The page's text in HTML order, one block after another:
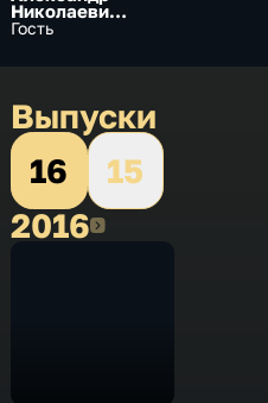
Николаевич
Хомов
Гость
Выпуски
16
15
20162016